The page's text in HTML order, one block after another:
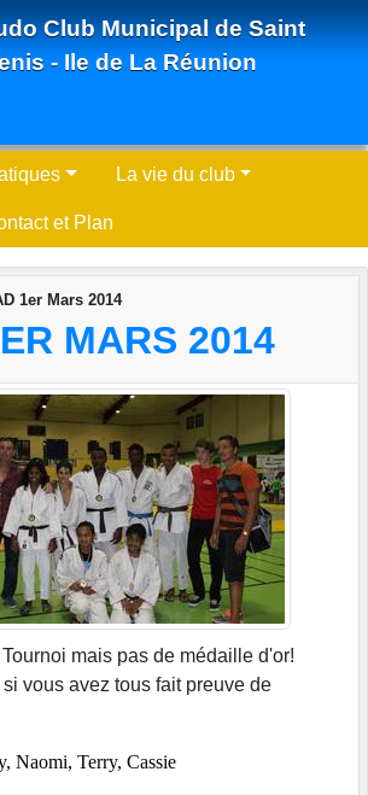
Club Municipal de Saint
- Ile de La Réunion
La vie du club
et Plan
1er Mars 2014
MARS 2014
mais pas de médaille d'or!
vous avez tous fait preuve de
Naomi, Terry, Cassie
cookies